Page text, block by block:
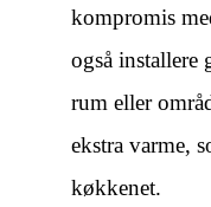
kompromis
også installere
rum eller
ekstra varme,
køkkenet.